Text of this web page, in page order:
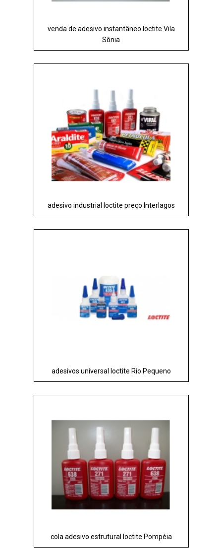
venda de adesivo instantâneo loctite Vila
Sônia
adesivo industrial loctite preço Interlagos
adesivos universal loctite Rio Pequeno
cola adesivo estrutural loctite Pompéia